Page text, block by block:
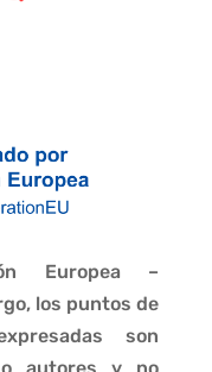
Europea –
los puntos de
son
autores y no